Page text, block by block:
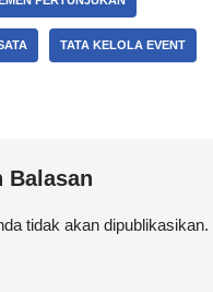
TATA KELOLA EVENT
Balasan
tidak akan dipublikasikan.